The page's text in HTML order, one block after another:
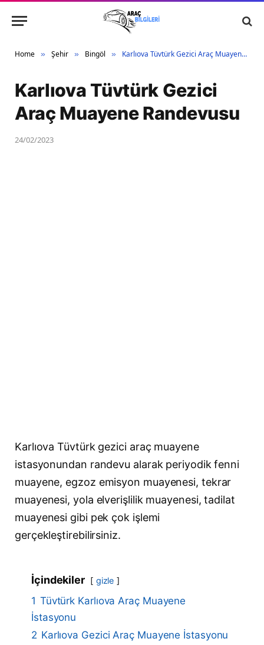
Home » Şehir » Bingöl » Karlıova Tüvtürk Gezici Araç Muayene Randevusu
Karlıova Tüvtürk Gezici
Araç Muayene Randevusu
24/02/2023
Karlıova Tüvtürk gezici araç muayene
istasyonundan randevu alarak periyodik fenni
muayene, egzoz emisyon muayenesi, tekrar
muayenesi, yola elverişlilik muayenesi, tadilat
muayenesi gibi pek çok işlemi
gerçekleştirebilirsiniz.
İçindekiler gizle
1 Tüvtürk Karlıova Araç Muayene
İstasyonu
2 Karlıova Gezici Araç Muayene İstasyonu